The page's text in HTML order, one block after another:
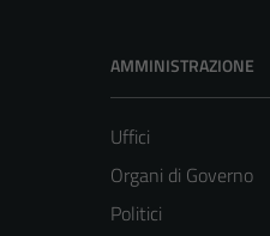
AMMINISTRAZIONE
Uffici
Organi di Governo
Politici